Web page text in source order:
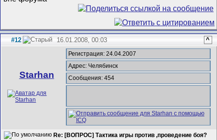
#12 16.01.2008, 00:03 ^
Starhan
Регистрация: 24.04.2007
Адрес: Челябинск
Сообщения: 454
Re: [ВОПРОС] Тактика игры против ,проведение боя?